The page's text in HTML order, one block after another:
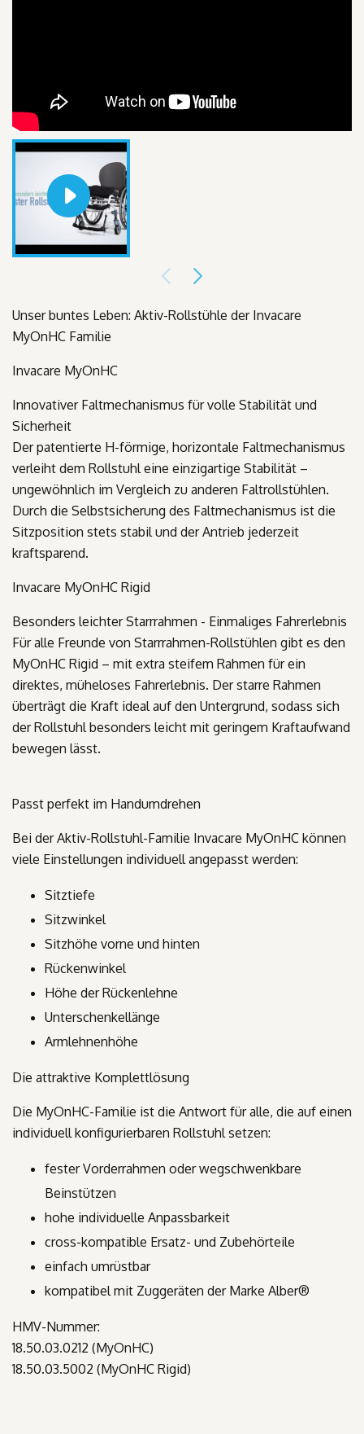
Unser buntes Leben: Aktiv-Rollstühle der Invacare
MyOnHC Familie
Invacare MyOnHC
Innovativer Faltmechanismus für volle Stabilität und
Sicherheit
Der patentierte H-förmige, horizontale Faltmechanismus
verleiht dem Rollstuhl eine einzigartige Stabilität –
ungewöhnlich im Vergleich zu anderen Faltrollstühlen.
Durch die Selbstsicherung des Faltmechanismus ist die
Sitzposition stets stabil und der Antrieb jederzeit
kraftsparend.
Invacare MyOnHC Rigid
Besonders leichter Starrrahmen - Einmaliges Fahrerlebnis
Für alle Freunde von Starrrahmen-Rollstühlen gibt es den
MyOnHC Rigid – mit extra steifem Rahmen für ein
direktes, müheloses Fahrerlebnis. Der starre Rahmen
überträgt die Kraft ideal auf den Untergrund, sodass sich
der Rollstuhl besonders leicht mit geringem Kraftaufwand
bewegen lässt.
Passt perfekt im Handumdrehen
Bei der Aktiv-Rollstuhl-Familie Invacare MyOnHC können
viele Einstellungen individuell angepasst werden:
Sitztiefe
Sitzwinkel
Sitzhöhe vorne und hinten
Rückenwinkel
Höhe der Rückenlehne
Unterschenkellänge
Armlehnenhöhe
Die attraktive Komplettlösung
Die MyOnHC-Familie ist die Antwort für alle, die auf einen
individuell konfigurierbaren Rollstuhl setzen:
fester Vorderrahmen oder wegschwenkbare
Beinstützen
hohe individuelle Anpassbarkeit
cross-kompatible Ersatz- und Zubehörteile
einfach umrüstbar
kompatibel mit Zuggeräten der Marke Alber®
HMV-Nummer:
18.50.03.0212 (MyOnHC)
18.50.03.5002 (MyOnHC Rigid)